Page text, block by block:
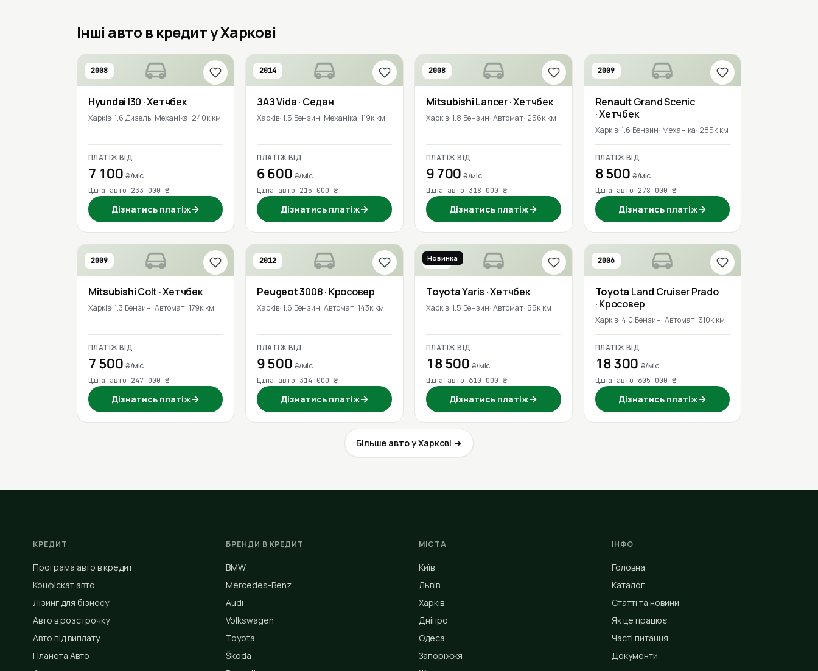
Інші авто в кредит у Харкові
2008
Hyundai I30 · Хетчбек
Харків 1.6 Дизель Механіка 240к км
ПЛАТІЖ ВІД
7 100₴/міс
Ціна авто 233 000 ₴
Дізнатись платіж→
2014
ЗАЗVida· Седан
Харків 1.5 Бензин Механіка 119к км
ПЛАТІЖ ВІД
6 600 ₴/міс
Ціна авто 215 000 ₴
Дізнатись платіж→
2008
MitsubishiLancer· Хетчбек
Харків 1.8 Бензин Автомат 256к км
ПЛАТІЖ ВІД
9 700₴/міс
Ціна авто 318 000 ₴
Дізнатись платіж→
2009
RenaultGrand Scenic
· Хетчбек
Харків 1.6 Бензин Механіка 285к км
ПЛАТІЖ ВІД
8 500 ₴/міс
Ціна авто 278 000 ₴
Дізнатись платіж→
2009
MitsubishiColt · Хетчбек
Харків 1.3 Бензин Автомат 179к км
ПЛАТІЖ ВІД
7 500₴/міс
Ціна авто 247 000 ₴
Дізнатись платіж→
2012
Peugeot3008· Кросовер
Харків 1.6 Бензин Автомат 143к км
ПЛАТІЖ ВІД
9 500 ₴/міс
Ціна авто 314 000 ₴
Дізнатись платіж→
2018
Новинка
ToyotaYaris · Хетчбек
Харків 1.5 Бензин Автомат 55к км
ПЛАТІЖ ВІД
18 500 ₴/міс
Ціна авто 610 000 ₴
Дізнатись платіж→
2006
Toyota Land Cruiser Prado
· Кросовер
Харків 4.0 Бензин Автомат 310к км
ПЛАТІЖ ВІД
18 300 ₴/міс
Ціна авто 605 000 ₴
Дізнатись платіж→
Більше авто у Харкові →
КРЕДИТ
Програма авто в кредит
Конфіскат авто
Лізинг для бізнесу
Авто в розстрочку
Авто під виплату
Планета Авто
БРЕНДИ В КРЕДИТ
BMW
Mercedes-Benz
Audi
Volkswagen
Toyota
Škoda
МІСТА
Київ
Львів
Харків
Дніпро
Одеса
Запоріжжя
ІНФО
Головна
Каталог
Статті та новини
Як це працює
Часті питання
Документи